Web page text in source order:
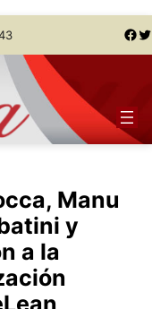
Facebook Twitter
Manu
y
a la